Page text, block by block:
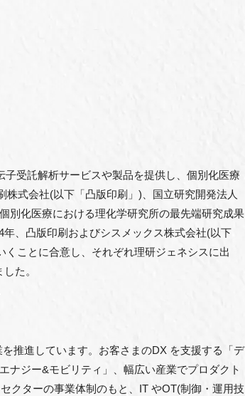
受託解析サービスや製品を提供し、個別化医療
株式会社(以下「凸版印刷」)、国⽴研究開発法⼈
別化医療における理化学研究所の最先端研究成果
、凸版印刷およびシスメックス株式会社(以下
くことに合意し、それぞれ理研ジェネシスに出
た。
推進しています。お客さまのDX を⽀援する「デ
ナジー&モビリティ」、幅広い産業でプロダクト
クターの事業体制のもと、IT やOT(制御・運⽤技